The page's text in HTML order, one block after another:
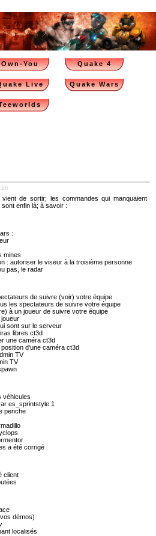
Own-You Quake 4
Live Quake Wars
de sortir; les commandes qui manquaient
enfin là; à savoir :
:
mines
: autoriser le viseur à la troisième personne
pas, le radar
de suivre (voir) votre équipe
les spectateurs de suivre votre équipe
à un joueur de suivre votre équipe
sont sur le serveur
libres ct3d
une caméra ct3d
d'une caméra ct3d
TV
TV
véhicules
es_sprintstyle 1
penche
a été corrigé
client
démos)
localisés